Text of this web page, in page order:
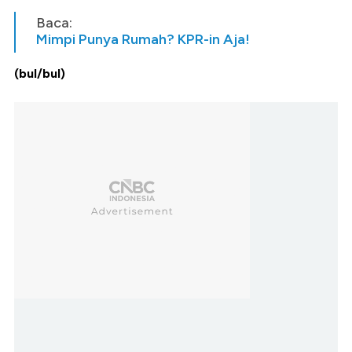
Baca:
Mimpi Punya Rumah? KPR-in Aja!
(bul/bul)